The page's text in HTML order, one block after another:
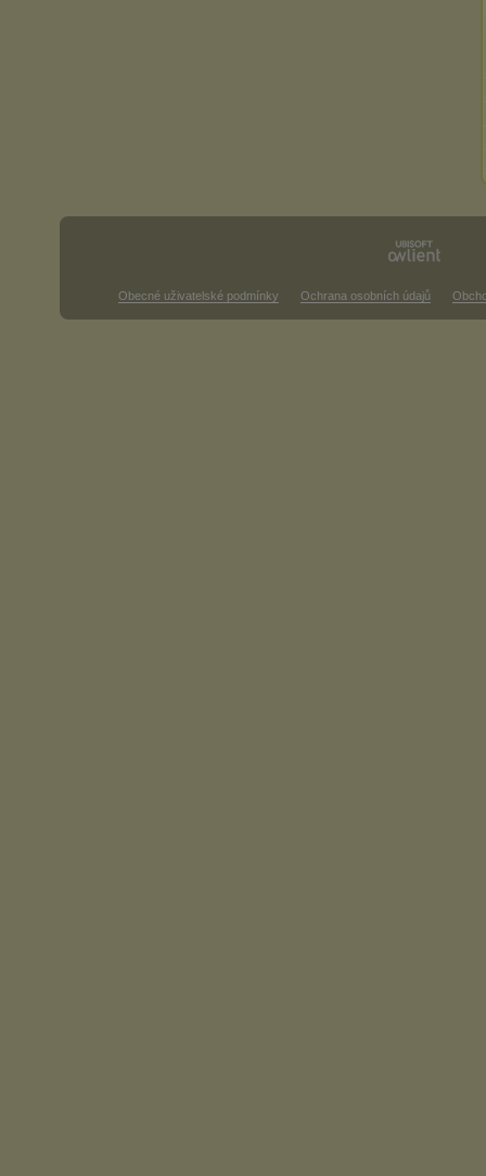
Obecné uživatelské podmínky Ochrana osobních údajů